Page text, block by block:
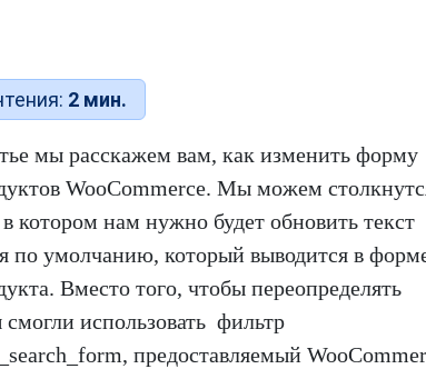
2 мин.
мы расскажем вам, как изменить форму
WooCommerce. Мы можем
котором нам нужно будет обновить текст
по умолчанию, который выводится в
Вместо того, чтобы переопределять
использовать фильтр
предоставляемый